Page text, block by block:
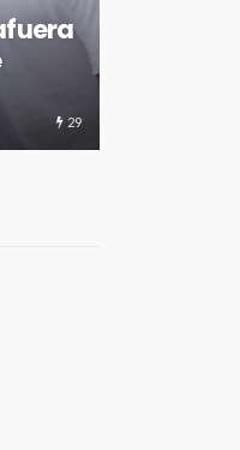
29